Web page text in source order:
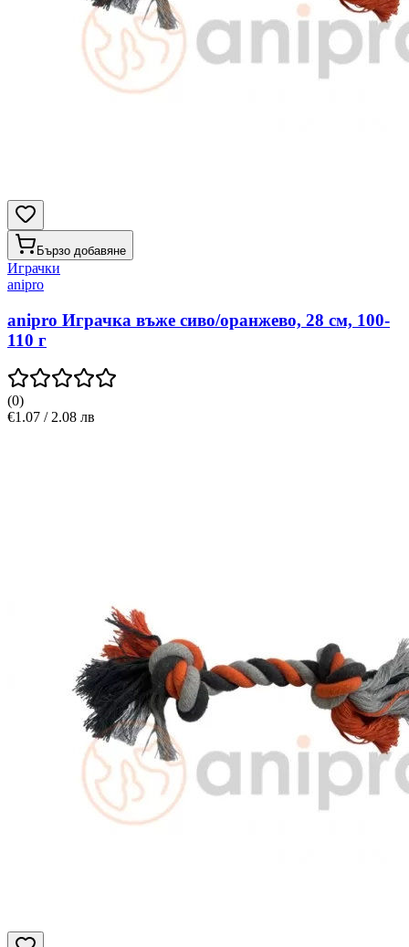
Бързо добавяне
Играчки
anipro
anipro Играчка въже сиво/оранжево, 28 см, 100-
110 г
(0)
€1.07 / 2.08 лв